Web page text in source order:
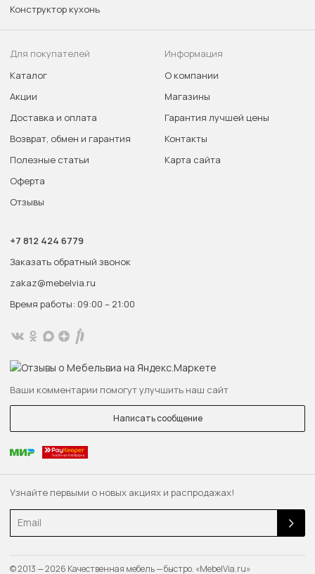
Узнайте первыми о новых акциях и распродажах!
Email
Конструктор кухонь
Для покупателей
Каталог
Акции
Доставка и оплата
Возврат, обмен и гарантия
Полезные статьи
Оферта
Отзывы
Информация
О компании
Магазины
Гарантия лучшей цены
Контакты
Карта сайта
+7 812 424 6779
Заказать обратный звонок
zakaz@mebelvia.ru
Время работы: 09:00 – 21:00
Ваши комментарии помогут улучшить наш сайт
Написать сообщение
© 2013 — 2026 Качественная мебель — быстро. «MebelVia.ru»